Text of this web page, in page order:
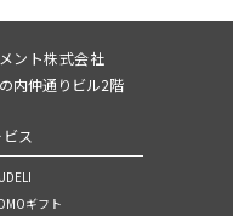
ント株式会社
内仲通りビル2階
ス
ギフト